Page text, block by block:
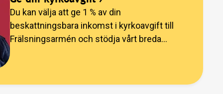
Du kan välja att ge 1 % av din
beskattningsbara inkomst i kyrkoavgift till
Frälsningsarmén och stödja vårt breda
arbete.